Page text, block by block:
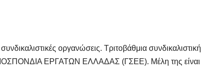
οργανώσεις. Τριτοβάθμια συνδικαλιστική
ΕΡΓΑΤΩΝ ΕΛΛΑΔΑΣ (ΓΣΕΕ). Μέλη της είναι